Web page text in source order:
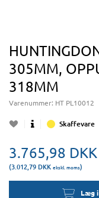
305MM,
318MM
Varenummer: HT PL10012
Skaffevare
3.765,98 DKK
(3.012,79 DKK ekskl. moms)
Læg